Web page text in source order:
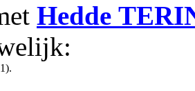
Hedde